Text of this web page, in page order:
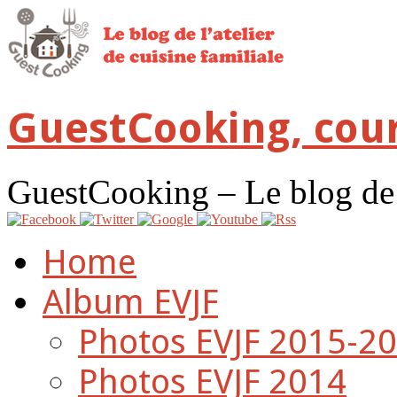
GuestCooking,
GuestCooking – Le blog
Home
Album EVJF
Photos EVJF 2015-
Photos EVJF 2014